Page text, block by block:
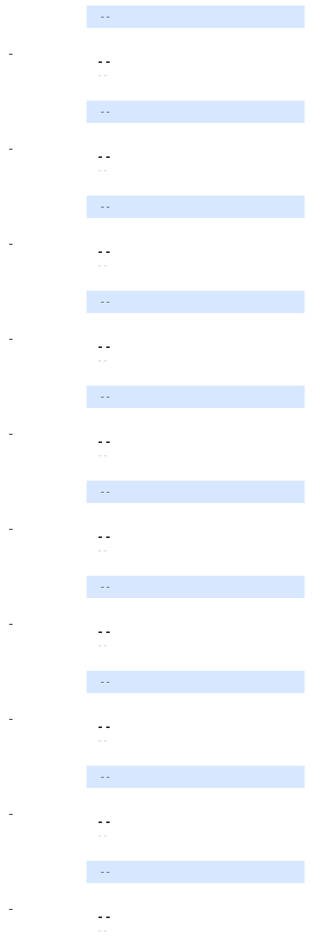
- -
-
- -
- -
- -
-
- -
- -
- -
-
- -
- -
- -
-
- -
- -
- -
-
- -
- -
- -
-
- -
- -
- -
-
- -
- -
- -
-
- -
- -
- -
-
- -
- -
- -
-
- -
- -